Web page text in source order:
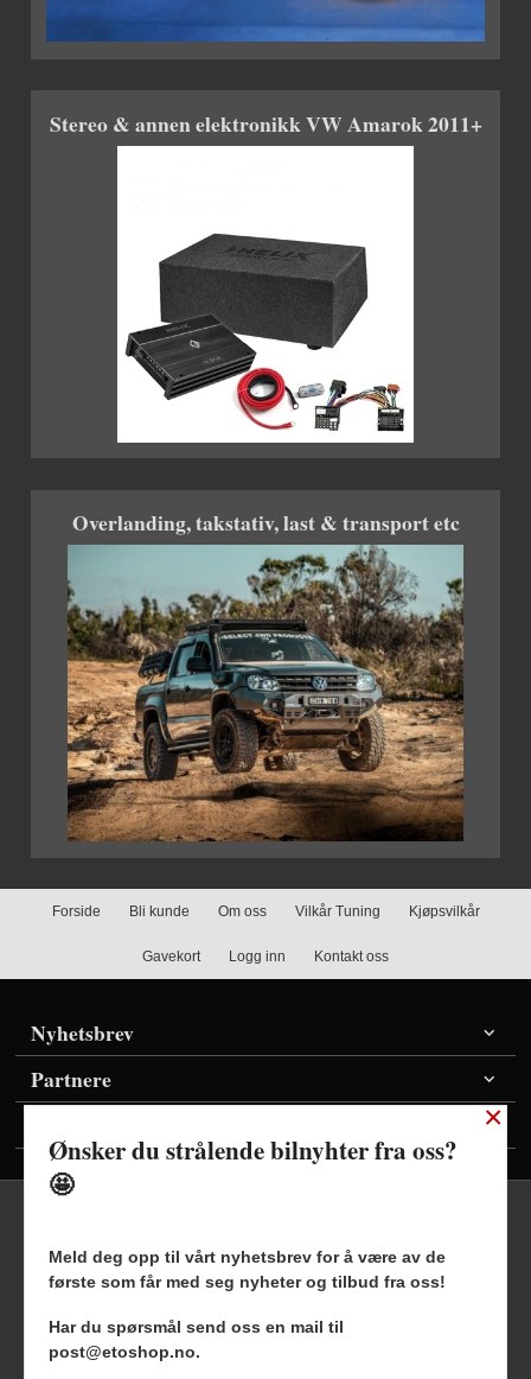
Stereo & annen elektronikk VW Amarok 2011+
Overlanding, takstativ, last & transport etc
Forside Bli kunde Om oss Vilkår Tuning Kjøpsvilkår
Gavekort Logg inn Kontakt oss
Nyhetsbrev
Partnere
Frakt Kjøpsbetingelser Sikkerhet og personvern
Nyhetsbrev Blogg
×
Ønsker du strålende bilnyhter fra oss?
🤩
Meld deg opp til vårt nyhetsbrev for å være av de
første som får med seg nyheter og tilbud fra oss!
Har du spørsmål send oss en mail til
post@etoshop.no.